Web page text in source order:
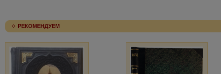
РЕКОМЕНДУЕМ